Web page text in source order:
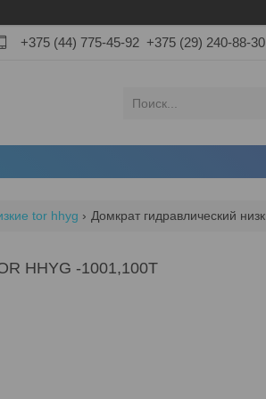
+375 (44) 775-45-92 +375 (29) 240-88-30
tor hhyg
HHYG -1001,100Т